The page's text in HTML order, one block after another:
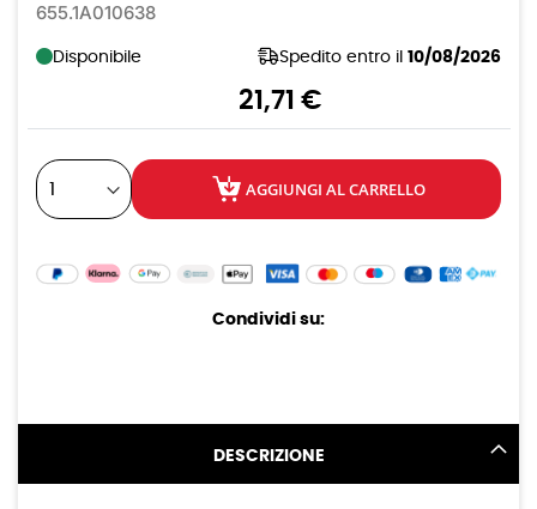
655.1A010638
Disponibile Spedito entro il 10/08/2026
21,71 €
AGGIUNGI AL CARRELLO
Condividi su:
DESCRIZIONE